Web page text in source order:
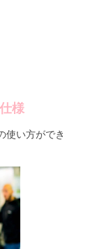
様
使い方ができ